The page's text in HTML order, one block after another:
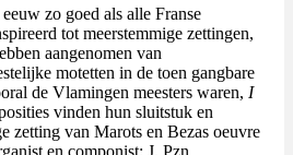
eeuw zo goed als alle Franse
tot meerstemmige zettingen,
aangenomen van
motetten in de toen gangbare
de Vlamingen meesters waren, I
vinden hun sluitstuk en
zetting van Marots en Bezas oeuvre
en componist: J. Pzn